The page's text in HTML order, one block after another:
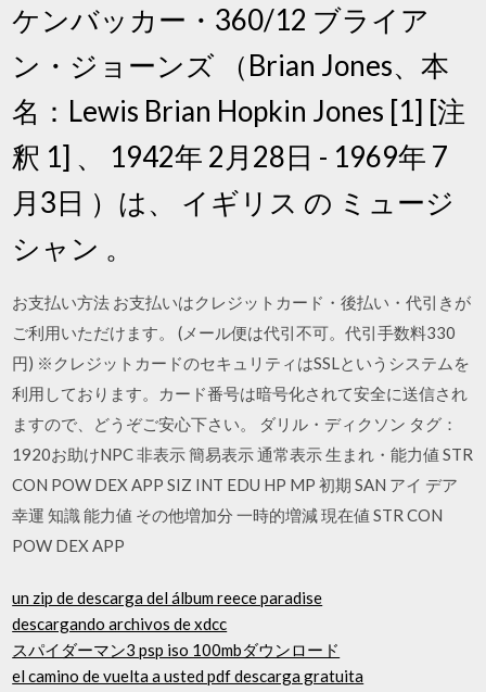
ケンバッカー・360/12 ブライア
ン・ジョーンズ （Brian Jones、本
名：Lewis Brian Hopkin Jones [1] [注
釈 1] 、 1942年 2月28日 - 1969年 7
月3日 ）は、 イギリス の ミュージ
シャン 。
お支払い方法 お支払いはクレジットカード・後払い・代引きが
ご利用いただけます。 (メール便は代引不可。代引手数料330
円) ※クレジットカードのセキュリティはSSLというシステムを
利用しております。カード番号は暗号化されて安全に送信され
ますので、どうぞご安心下さい。 ダリル・ディクソン タグ：
1920お助けNPC 非表示 簡易表示 通常表示 生まれ・能力値 STR
CON POW DEX APP SIZ INT EDU HP MP 初期 SAN アイ デア
幸運 知識 能力値 その他増加分 一時的増減 現在値 STR CON
POW DEX APP
un zip de descarga del álbum reece paradise
descargando archivos de xdcc
スパイダーマン3 psp iso 100mbダウンロード
el camino de vuelta a usted pdf descarga gratuita